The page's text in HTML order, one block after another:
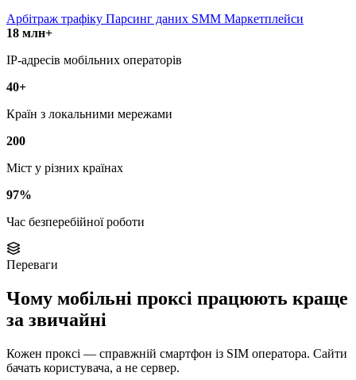
Арбітраж трафіку Парсинг даних SMM Маркетплейси
18 млн+
IP-адресів мобільних операторів
40+
Країн з локальними мережами
200
Міст у різних країнах
97%
Час безперебійної роботи
Переваги
Чому мобільні проксі працюють краще
за звичайні
Кожен проксі — справжній смартфон із SIM оператора. Сайти
бачать користувача, а не сервер.